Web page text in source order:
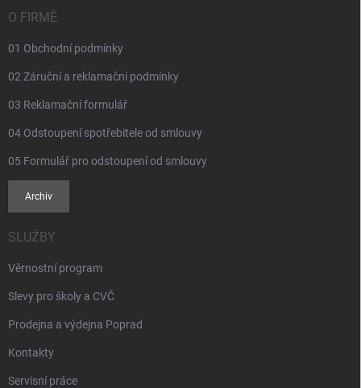
O FIRMĚ
01 Obchodní podmínky
02 Záruční a reklamační podmínky
03 Reklamační formulář
04 Odstoupení spotřebitele od smlouvy
05 Formulář pro odstoupení od smlouvy
Archiv
SLUŽBY
Věrnostní program
Slevy pro školy a CVČ
Prodejna a výdejna Poprad
Kontakty
Servisní práce